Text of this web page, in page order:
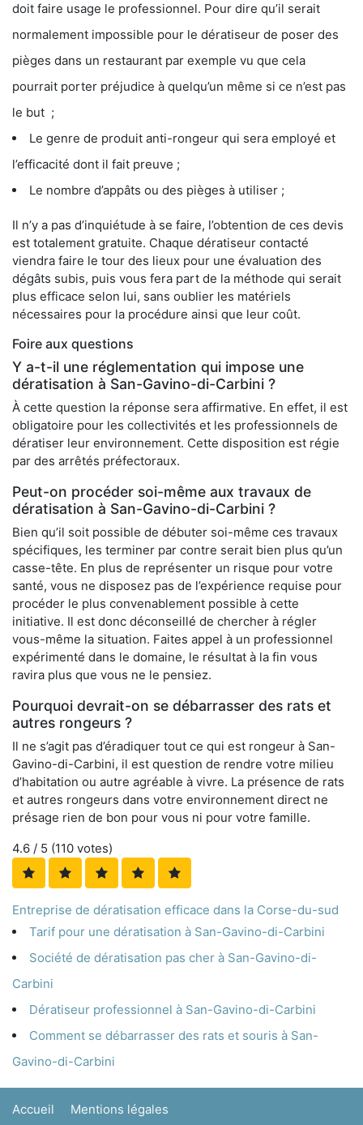
doit faire usage le professionnel. Pour dire qu’il serait
normalement impossible pour le dératiseur de poser des
pièges dans un restaurant par exemple vu que cela
pourrait porter préjudice à quelqu’un même si ce n’est pas
le but ;
Le genre de produit anti-rongeur qui sera employé et
l’efficacité dont il fait preuve ;
Le nombre d’appâts ou des pièges à utiliser ;
Il n’y a pas d’inquiétude à se faire, l’obtention de ces devis
est totalement gratuite. Chaque dératiseur contacté
viendra faire le tour des lieux pour une évaluation des
dégâts subis, puis vous fera part de la méthode qui serait
plus efficace selon lui, sans oublier les matériels
nécessaires pour la procédure ainsi que leur coût.
Foire aux questions
Y a-t-il une réglementation qui impose une
dératisation à San-Gavino-di-Carbini ?
À cette question la réponse sera affirmative. En effet, il est
obligatoire pour les collectivités et les professionnels de
dératiser leur environnement. Cette disposition est régie
par des arrêtés préfectoraux.
Peut-on procéder soi-même aux travaux de
dératisation à San-Gavino-di-Carbini ?
Bien qu’il soit possible de débuter soi-même ces travaux
spécifiques, les terminer par contre serait bien plus qu’un
casse-tête. En plus de représenter un risque pour votre
santé, vous ne disposez pas de l’expérience requise pour
procéder le plus convenablement possible à cette
initiative. Il est donc déconseillé de chercher à régler
vous-même la situation. Faites appel à un professionnel
expérimenté dans le domaine, le résultat à la fin vous
ravira plus que vous ne le pensiez.
Pourquoi devrait-on se débarrasser des rats et
autres rongeurs ?
Il ne s’agit pas d’éradiquer tout ce qui est rongeur à San-
Gavino-di-Carbini, il est question de rendre votre milieu
d’habitation ou autre agréable à vivre. La présence de rats
et autres rongeurs dans votre environnement direct ne
présage rien de bon pour vous ni pour votre famille.
4.6 / 5 (110 votes)
Entreprise de dératisation efficace dans la Corse-du-sud
Tarif pour une dératisation à San-Gavino-di-Carbini
Société de dératisation pas cher à San-Gavino-di-
Carbini
Dératiseur professionnel à San-Gavino-di-Carbini
Comment se débarrasser des rats et souris à San-
Gavino-di-Carbini
Accueil Mentions légales